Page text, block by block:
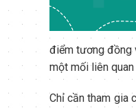
điểm tương đồng
một mối liên
Chỉ cần tham gia